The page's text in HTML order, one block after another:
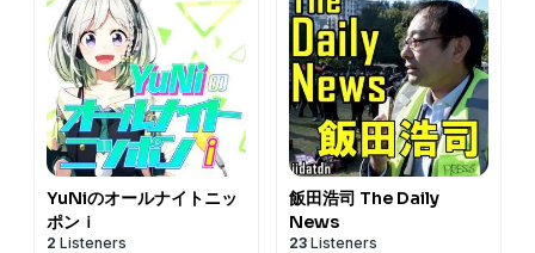
YuNiのオールナイトニッ
ポンｉ
2 Listeners
飯田浩司 The Daily
News
23 Listeners